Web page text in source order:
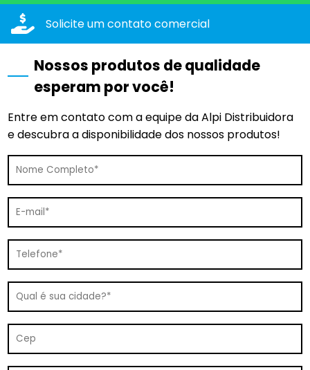
Solicite um contatocomercial
Nossos produtos de qualidade
esperam por você!
Entre em contato com a equipe da Alpi Distribuidora
e descubra a disponibilidade dos nossos produtos!